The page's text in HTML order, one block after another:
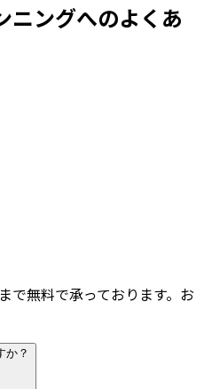
ニングへのよくあ
で無料で承っております。お
か？